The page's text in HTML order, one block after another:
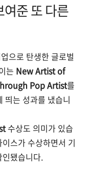
준 또 다른
으로 탄생한 글로벌
는 New Artist of
Pop Artist를
띄는 성과를 냈습니
수상도 의미가 있습
스가 수상하면서 기
됐습니다.